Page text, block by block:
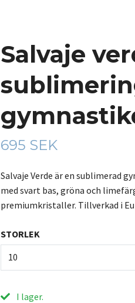
Salvaje
695 SEK
Salvaje Verde är en sublimerad
med svart bas, gröna och
premiumkristaller. Tillverkad i
STORLEK
10
I lager.